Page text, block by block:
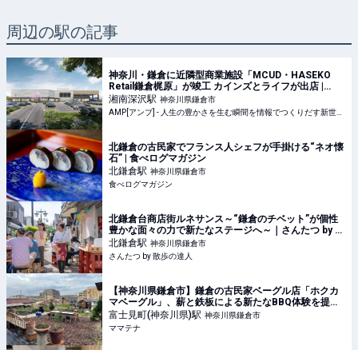
周辺の駅の記事
神奈川・鎌倉に近隣型商業施設「MCUD・HASEKO
Retail鎌倉梶原」が竣工 カインズとライフが出店 |
AMP[アンプ] - 人生の豊かさを生む瞬間を情報でつく
りだす新世代向けビジネスメディア
湘南深沢駅 神奈川県鎌倉市
北鎌倉の古民家でフランス人シェフが手掛ける“ネオ懐
石” | 食べログマガジン
北鎌倉駅 神奈川県鎌倉市
食べログマガジン
北鎌倉台商店街ルネサンス～“鎌倉のチベット”が個性
豊かな面々の力で新たなステージへ～｜さんたつ by 散
歩の達人
北鎌倉駅 神奈川県鎌倉市
さんたつ by 散歩の達人
【神奈川県鎌倉市】鎌倉の古民家ベーグル店「ホクカ
マベーグル」、薪と鉄板による新たなBBQ体験を提供 |
ママテナ
富士見町(神奈川県)駅 神奈川県鎌倉市
ママテナ